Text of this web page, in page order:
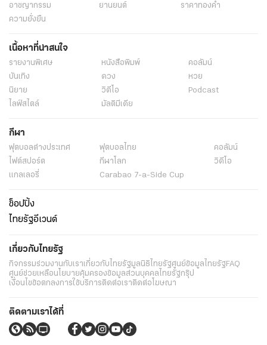
อาชญากรรม
ยานยนต์
ราคาทองคำ
ความยั่งยืน
เนื้อหาที่น่าสนใจ
รายงานพิเศษ หนังสือพิมพ์
คอลัมน์
บันเทิง
ดวง
หวย
นิยาย
วิดีโอ
Podcast
ไลฟ์สไตล์
มัลติมีเดีย
กีฬา
ฟุตบอลต่่างประเทศ ฟุตบอลไทย
คอลัมน์
ไฟต์สปอร์ต
กีฬาโลก
วิดีโอ
แกลเลอรี่
Carabao 7-a-Side Cup
ช็อปปิ้ง
ไทยรัฐอีเวนต์
เกี่ยวกับไทยรัฐ
กิจกรรมร่วมงานกับเราเกี่ยวกับไทยรัฐมูลนิธิไทยรัฐศูนย์ข้อมูลไทยรัฐ FAQ
ศูนย์ช่วยเหลือนโยบายคุ้มครองข้อมูลส่วนบุคคลไทยรัฐกรุ๊ป
เงื่อนไขข้อตกลงการใช้บริการติดต่อเราติดต่อโฆษณา
ติดตามเราได้ที่